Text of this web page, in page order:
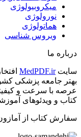
میکروبیولوژی
نورولوژی
هماتولوژی
ویروس شناسی
درباره ما
سایتMedPDF.ir
بهتر جامعه پزشکی
عرصه با سرعت و
کتاب و ویدئوهای
سفارش کتاب از